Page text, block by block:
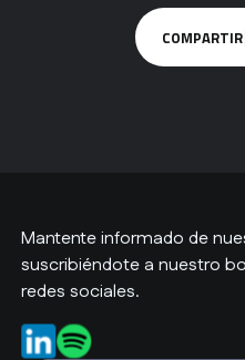
COMPARTIR
Mantente informado de
suscribiéndote a nuestro
redes sociales.